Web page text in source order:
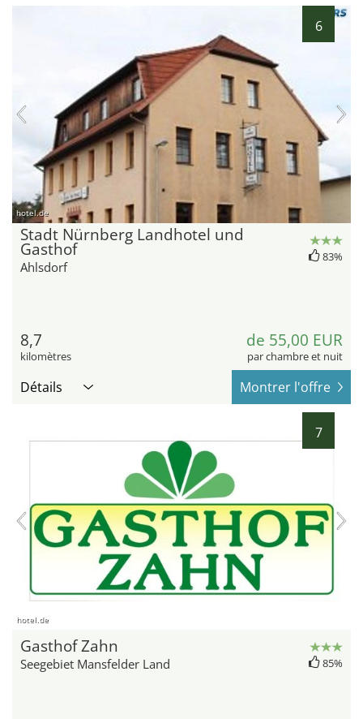
6
hotel.de
Stadt Nürnberg Landhotel und
Gasthof
Ahlsdorf
83%
8,7
kilomètres
de 55,00 EUR
par chambre et nuit
Détails Montrer l'offre
7
hotel.de
Gasthof Zahn
Seegebiet Mansfelder Land 85%